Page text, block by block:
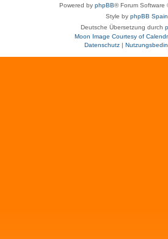
Powered by phpBB® Forum Software
Style by phpBB Spain
Deutsche Übersetzung durch
Moon Image Courtesy of
Datenschutz|